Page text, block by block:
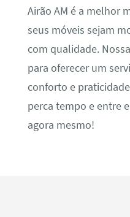
Airão AM é a melhor
seus móveis sejam
com qualidade.
para oferecer um
conforto e
perca tempo e entre
agora mesmo!